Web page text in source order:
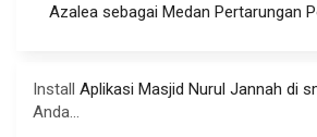
Azalea sebagai Medan Pertarungan
Install Aplikasi Masjid Nurul Jannah di
Anda...